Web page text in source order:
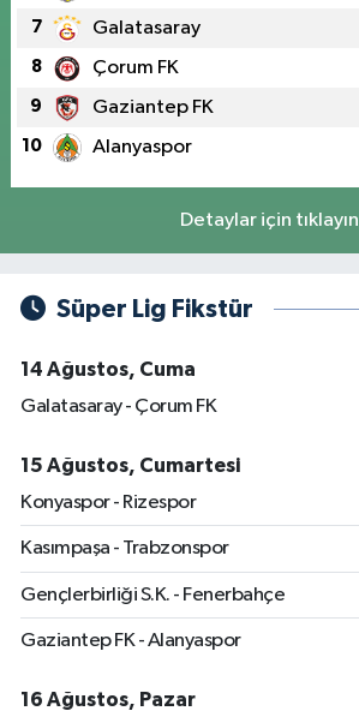
7 Galatasaray
8 Çorum FK
9 Gaziantep FK
10 Alanyaspor
Detaylar için tıklayın
Süper Lig Fikstür
14 Ağustos, Cuma
Galatasaray - Çorum FK
15 Ağustos, Cumartesi
Konyaspor - Rizespor
Kasımpaşa - Trabzonspor
Gençlerbirliği S.K. - Fenerbahçe
Gaziantep FK - Alanyaspor
16 Ağustos, Pazar